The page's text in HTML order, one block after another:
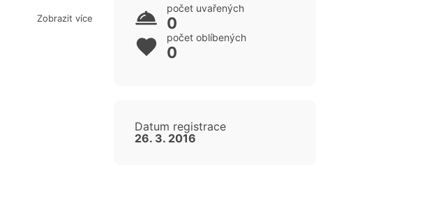
Zobrazit více
počet uvařených
0
počet oblíbených
0
Datum registrace
26. 3. 2016